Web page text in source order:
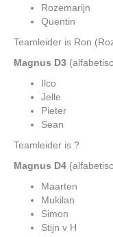
Rozemarijn
Quentin
Teamleider is Ron
Magnus D3
Ilco
Jelle
Pieter
Sean
Teamleider is ?
Magnus D4
Maarten
Mukilan
Simon
Stijn v H